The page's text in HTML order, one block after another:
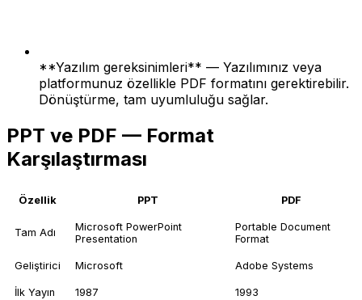
**Yazılım gereksinimleri** — Yazılımınız veya
platformunuz özellikle PDF formatını gerektirebilir.
Dönüştürme, tam uyumluluğu sağlar.
PPT ve PDF — Format
Karşılaştırması
Özellik PPT PDF
Tam Adı
Microsoft PowerPoint
Presentation
Portable Document
Format
Geliştirici Microsoft Adobe Systems
İlk Yayın 1987 1993